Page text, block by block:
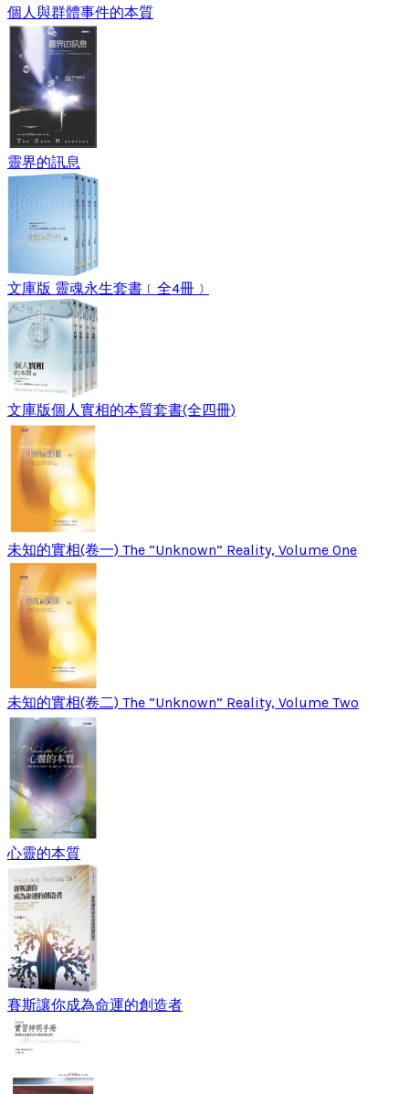
個人與群體事件的本質
靈界的訊息
文庫版 靈魂永生套書﹝全4冊﹞
文庫版個人實相的本質套書(全四冊)
未知的實相(卷一) The “Unknown” Reality, Volume One
未知的實相(卷二) The “Unknown” Reality, Volume Two
心靈的本質
賽斯讓你成為命運的創造者